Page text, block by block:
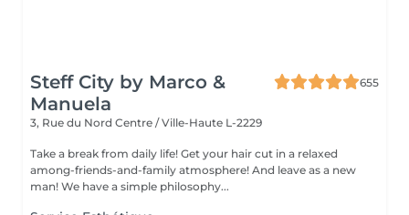
Steff City by Marco &
Manuela
655
3, Rue du Nord Centre / Ville-Haute L-2229
Take a break from daily life! Get your hair cut in a relaxed
among-friends-and-family atmosphere! And leave as a new
man! We have a simple philosophy...